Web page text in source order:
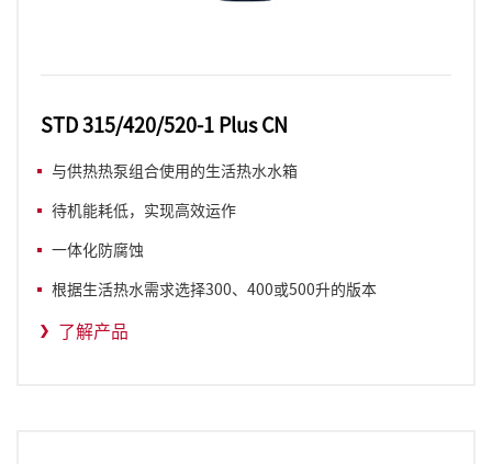
STD 315/420/520-1 Plus CN
与供热热泵组合使用的生活热水水箱
待机能耗低，实现高效运作
一体化防腐蚀
根据生活热水需求选择300、400或500升的版本
了解产品